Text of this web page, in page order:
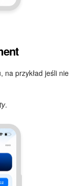
na przykład jeśli nie
.